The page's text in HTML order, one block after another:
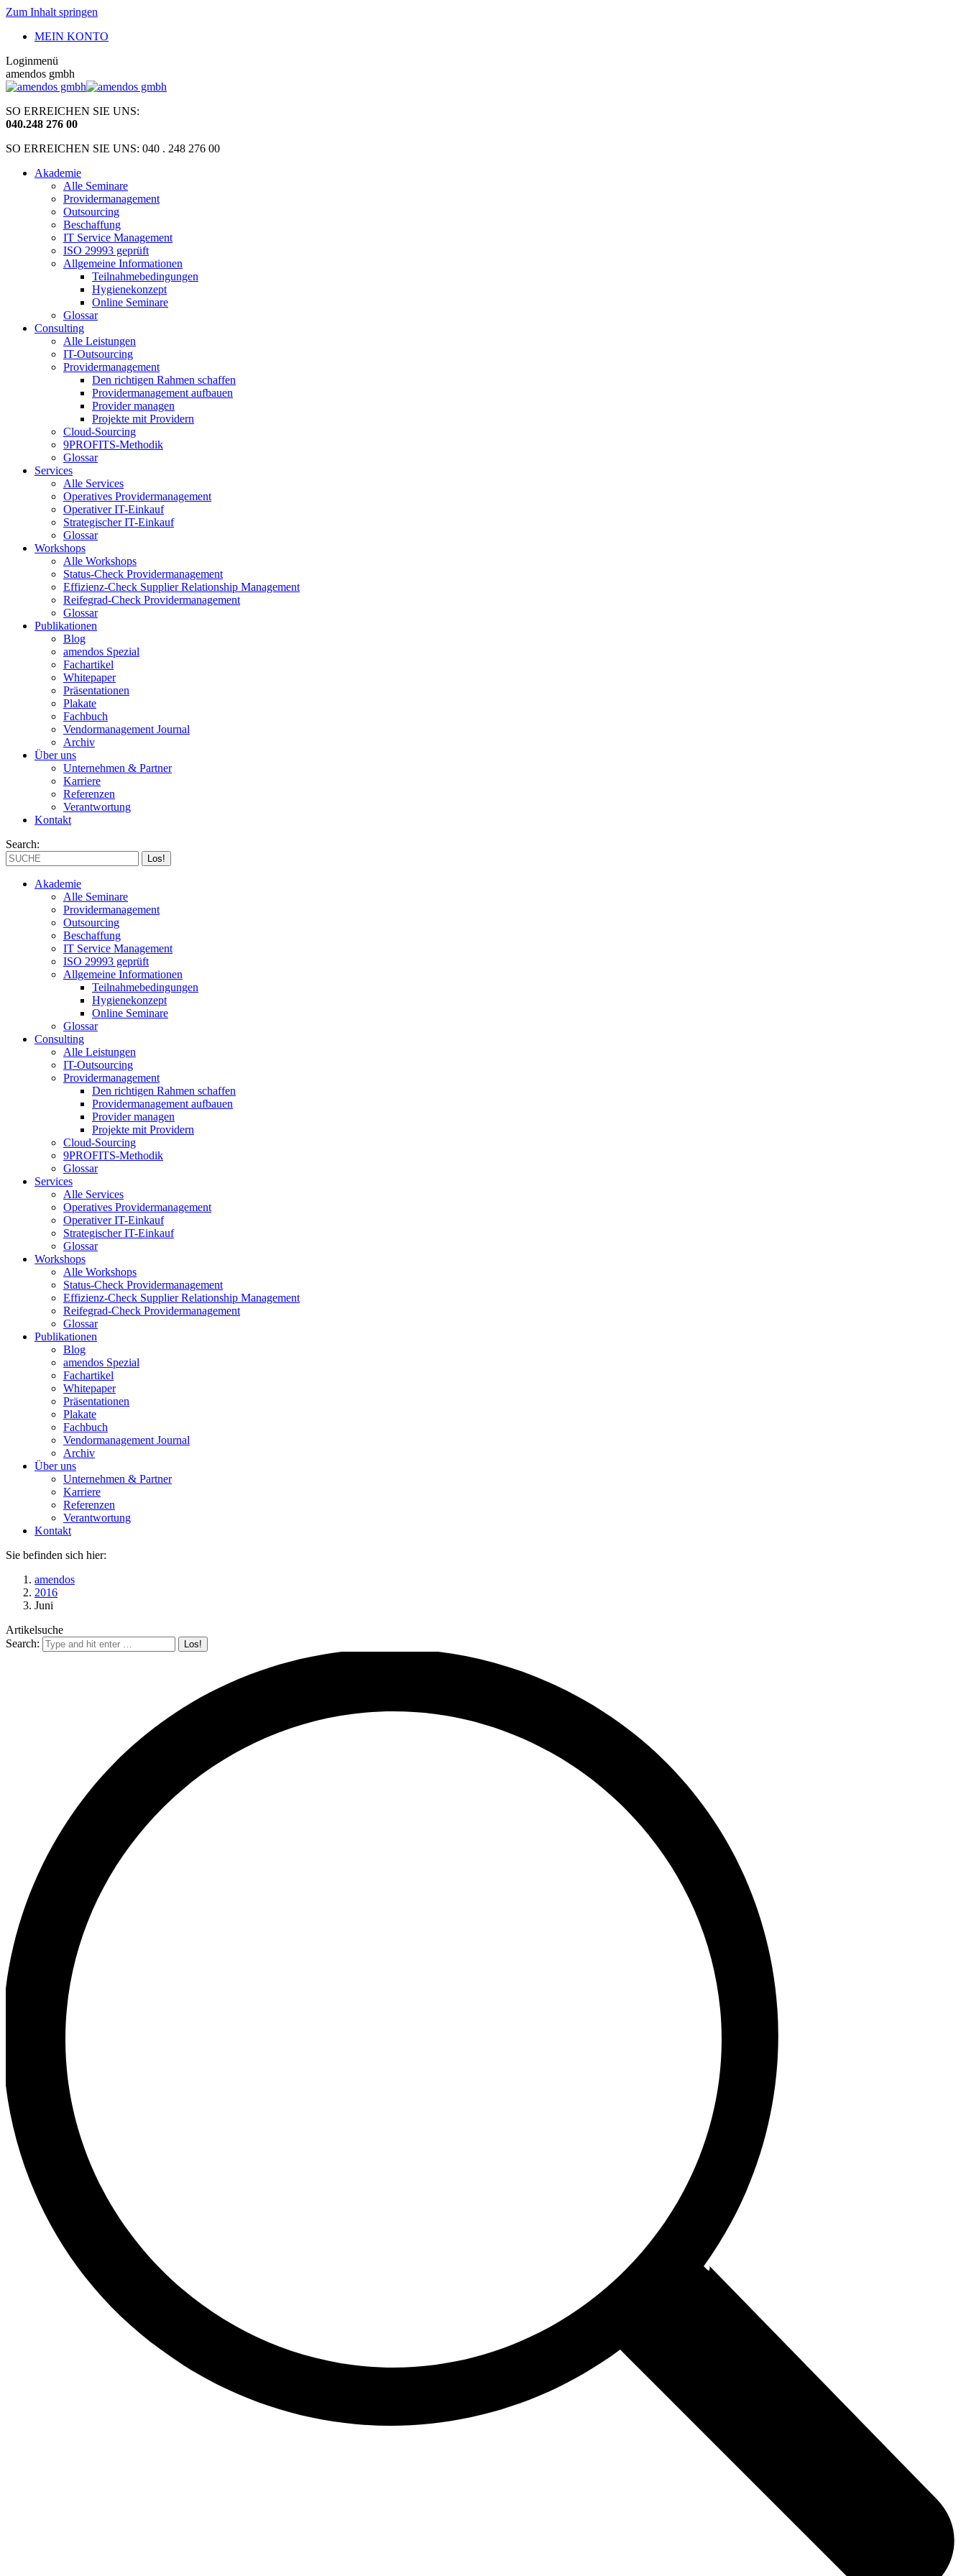
Zum Inhalt springen
MEIN KONTO
Loginmenü
amendos gmbh
SO ERREICHEN SIE UNS:
040.248 276 00
SO ERREICHEN SIE UNS: 040 . 248 276 00
Akademie
Alle Seminare
Providermanagement
Outsourcing
Beschaffung
IT Service Management
ISO 29993 geprüft
Allgemeine Informationen
Teilnahmebedingungen
Hygienekonzept
Online Seminare
Glossar
Consulting
Alle Leistungen
IT-Outsourcing
Providermanagement
Den richtigen Rahmen schaffen
Providermanagement aufbauen
Provider managen
Projekte mit Providern
Cloud-Sourcing
9PROFITS-Methodik
Glossar
Services
Alle Services
Operatives Providermanagement
Operativer IT-Einkauf
Strategischer IT-Einkauf
Glossar
Workshops
Alle Workshops
Status-Check Providermanagement
Effizienz-Check Supplier Relationship Management
Reifegrad-Check Providermanagement
Glossar
Publikationen
Blog
amendos Spezial
Fachartikel
Whitepaper
Präsentationen
Plakate
Fachbuch
Vendormanagement Journal
Archiv
Über uns
Unternehmen & Partner
Karriere
Referenzen
Verantwortung
Kontakt
Search:
Akademie
Alle Seminare
Providermanagement
Outsourcing
Beschaffung
IT Service Management
ISO 29993 geprüft
Allgemeine Informationen
Teilnahmebedingungen
Hygienekonzept
Online Seminare
Glossar
Consulting
Alle Leistungen
IT-Outsourcing
Providermanagement
Den richtigen Rahmen schaffen
Providermanagement aufbauen
Provider managen
Projekte mit Providern
Cloud-Sourcing
9PROFITS-Methodik
Glossar
Services
Alle Services
Operatives Providermanagement
Operativer IT-Einkauf
Strategischer IT-Einkauf
Glossar
Workshops
Alle Workshops
Status-Check Providermanagement
Effizienz-Check Supplier Relationship Management
Reifegrad-Check Providermanagement
Glossar
Publikationen
Blog
amendos Spezial
Fachartikel
Whitepaper
Präsentationen
Plakate
Fachbuch
Vendormanagement Journal
Archiv
Über uns
Unternehmen & Partner
Karriere
Referenzen
Verantwortung
Kontakt
Sie befinden sich hier:
amendos
2016
Juni
Artikelsuche
Search: